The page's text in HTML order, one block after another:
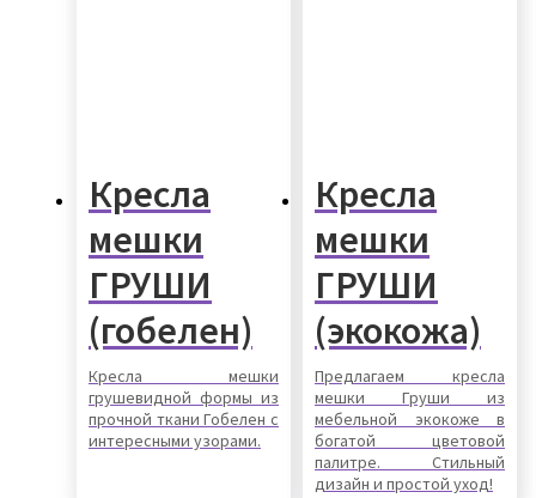
Кресла
мешки
ГРУШИ
(гобелен)
Кресла мешки
грушевидной формы из
прочной ткани Гобелен с
интересными узорами.
Кресла
мешки
ГРУШИ
(экокожа)
Предлагаем кресла
мешки Груши из
мебельной экокоже в
богатой цветовой
палитре. Стильный
дизайн и простой уход!